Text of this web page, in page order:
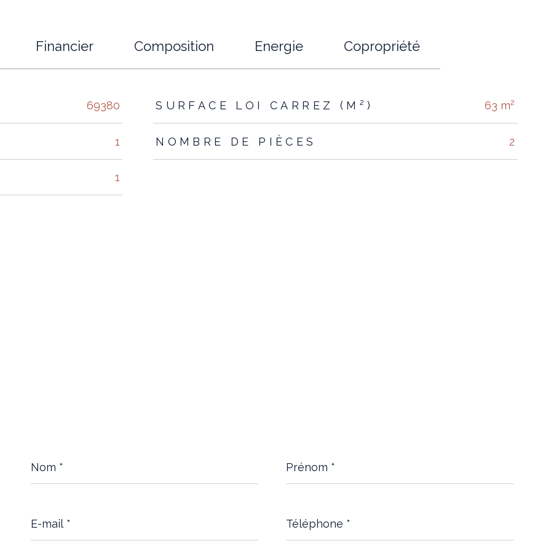
Financier Composition Energie Copropriété
69380 SURFACE LOI CARREZ (M²) 63 m²
1 NOMBRE DE PIÈCES 2
1
*
*
mail
*
*